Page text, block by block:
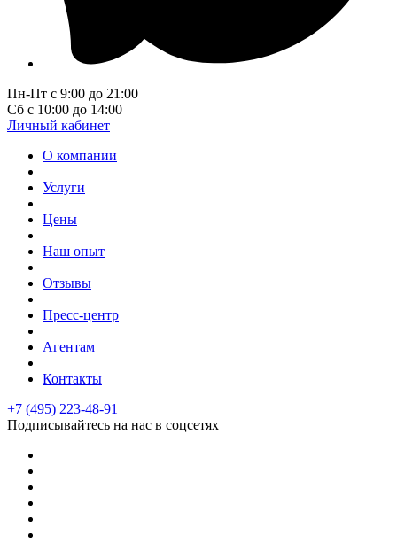
Пн-Пт с 9:00 до 21:00
Сб с 10:00 до 14:00
Личный кабинет
О компании
Услуги
Цены
Наш опыт
Отзывы
Пресс-центр
Агентам
Контакты
+7 (495) 223-48-91
Подписывайтесь на нас в соцсетях